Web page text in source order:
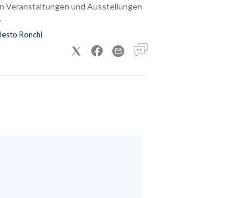
Veranstaltungen und Ausstellungen
Ronchi